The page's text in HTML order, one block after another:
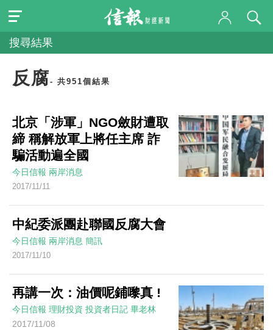
搜尋結果
反腐- 共951個結果
北京「涉軍」NGO斂財遭取
締 稱解放軍上將任主席 詐
騙活動遍全國
今日信報 兩岸消息
2017/11/11
中紀委派團赴聯國反腐大會
今日信報 兩岸消息 簡訊
2017/11/10
再講一次：油價呢鋪嚟真 !
今日信報 理財投資 投資者日記 畢老林
2017/11/08